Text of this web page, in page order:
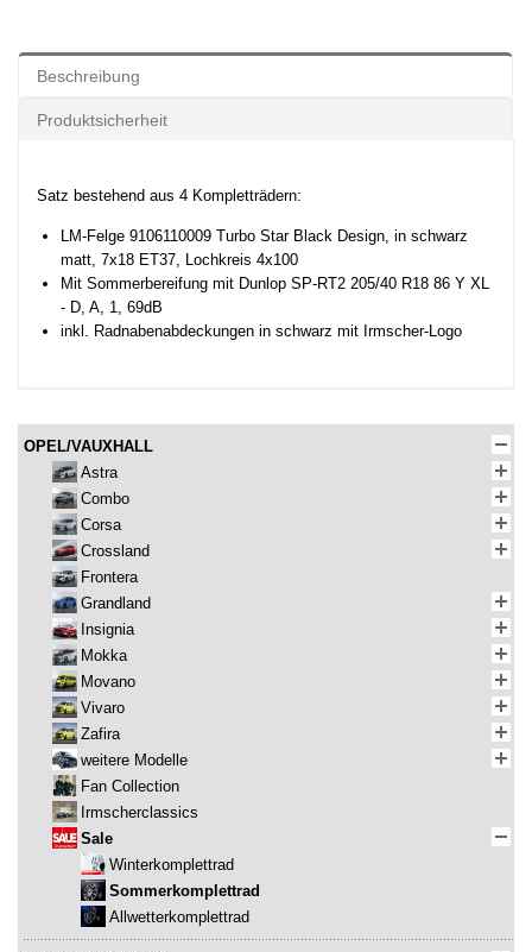
Beschreibung
Produktsicherheit
Satz bestehend aus 4 Kompletträdern:
LM-Felge 9106110009 Turbo Star Black Design, in schwarz
matt, 7x18 ET37, Lochkreis 4x100
Mit Sommerbereifung mit Dunlop SP-RT2 205/40 R18 86 Y XL
- D, A, 1, 69dB
inkl. Radnabenabdeckungen in schwarz mit Irmscher-Logo
OPEL/VAUXHALL
Astra
Combo
Corsa
Crossland
Frontera
Grandland
Insignia
Mokka
Movano
Vivaro
Zafira
weitere Modelle
Fan Collection
Irmscherclassics
Sale
Winterkomplettrad
Sommerkomplettrad
Allwetterkomplettrad